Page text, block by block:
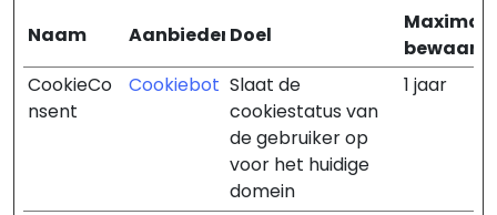
Naam Aanbieder Doel
Maximale
CookieCo
nsent
Cookiebot Slaat de
cookiestatus van
de gebruiker op
voor het huidige
domein
1 jaar